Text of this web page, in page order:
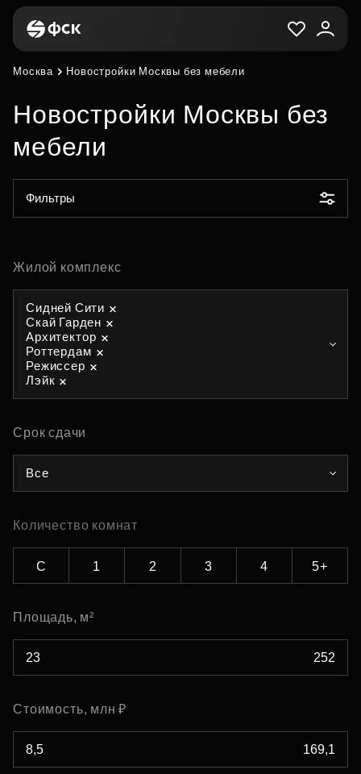
Москва Новостройки Москвы без мебели
Новостройки Москвы без
мебели
Фильтры
Жилой комплекс
Сидней Сити
Скай Гарден
Архитектор
Роттердам
Режиссер
Лэйк
Срок сдачи
Все
Количество комнат
С 1 2 3 4 5+
Площадь, м²
Стоимость, млн ₽